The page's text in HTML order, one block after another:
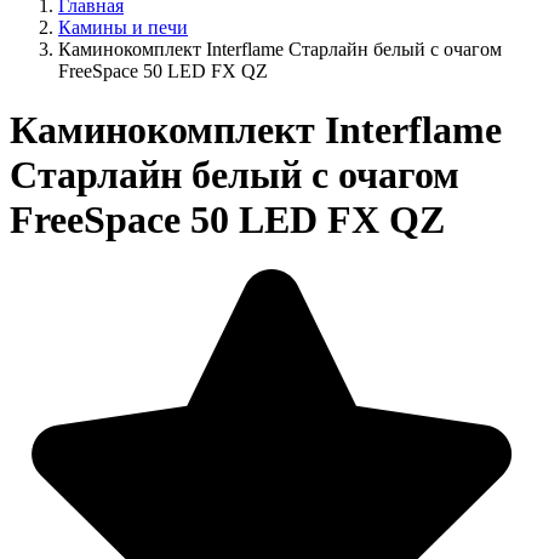
Главная
Камины и печи
Каминокомплект Interflame Старлайн белый с очагом
FreeSpace 50 LED FX QZ
Каминокомплект Interflame
Старлайн белый с очагом
FreeSpace 50 LED FX QZ